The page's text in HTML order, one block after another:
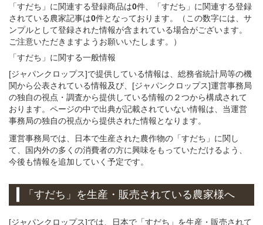
「すだち」に関連する登録商品は0件、「すだち」に関連する登録
されている農家記事は0件となっております。（この数字には、サ
ンプルとして登録された情報が含まれている場合がございます。
ご注意いただきますようお願いいたします。）
「すだち」 に関する一般情報
[ジャパンクロップス]で提供している情報は、総務省統計局等の機
関から公表されている情報及び、[ジャパンクロップス]運営事務局
の独自の視点・調査から提供している情報の２つから構成されて
おります。ページの中で出典が記載されていない情報は、当運営
事務局の独自の視点から提供された情報となります。
運営事務局では、日本で生産された農作物の「すだち」に関し
て、国内外の多くの消費者の方に興味をもっていただけるよう、
今後も情報を追加していく予定です。
「すだち」 を生産・販売されている 農家様へ
[ジャパンクロップス]では、日本で「すだち」を生産・販売されて